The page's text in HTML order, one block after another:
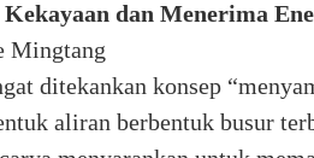
dan Menerima
Mingtang
ditekankan konsep
aliran berbentuk busur